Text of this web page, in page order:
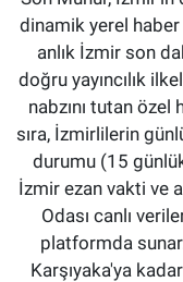
dinamik yerel haber
anlık İzmir son
doğru yayıncılık
nabzını tutan özel
sıra, İzmirlilerin
durumu (15
İzmir ezan vakti ve
Odası canlı
platformda
Karşıyaka'ya